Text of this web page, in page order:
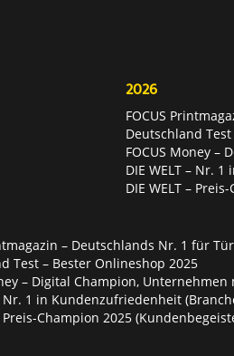
2026
FOCUS
Deutschland
FOCUS Money –
DIE WELT – Nr.
DIE WELT –
– Deutschlands Nr. 1 für
Test – Bester Onlineshop 2025
– Digital Champion,
Nr. 1 in Kundenzufriedenheit
Preis-Champion 2025